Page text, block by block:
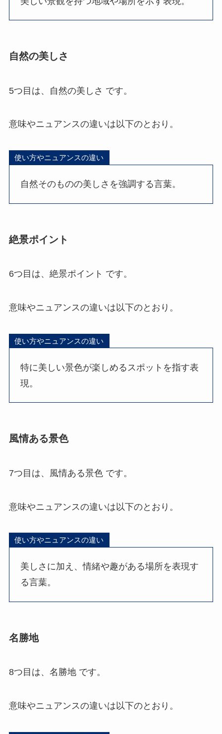
自然の美しさ
5つ目は、自然の美しさ です。
意味やニュアンスの違いは以下のとおり。
使い方やニュアンスの違い
自然そのものの美しさを強調する言葉。
絶景ポイント
6つ目は、絶景ポイント です。
意味やニュアンスの違いは以下のとおり。
使い方やニュアンスの違い
特に美しい景色が楽しめるスポットを指す表
現。
風情ある景色
7つ目は、風情ある景色 です。
意味やニュアンスの違いは以下のとおり。
使い方やニュアンスの違い
美しさに加え、情緒や趣がある場所を表現す
る言葉。
名勝地
8つ目は、名勝地 です。
意味やニュアンスの違いは以下のとおり。